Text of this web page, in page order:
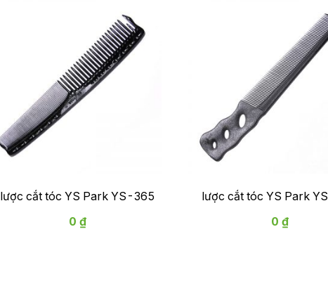
lược cắt tóc YS Park YS-365
0 ₫
lược cắt tóc YS Park
0 ₫